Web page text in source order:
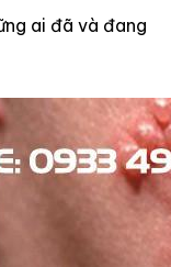
ai đã và đang